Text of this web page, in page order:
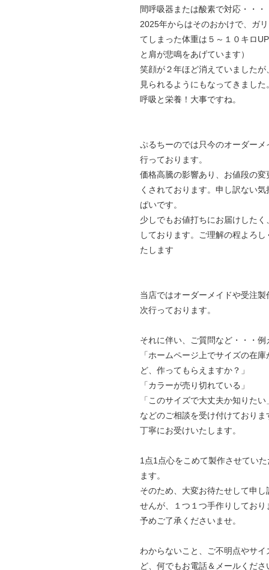
間呼吸器または酸素で対応・・・
2025年からはそのおかけで、ガ
てしまった体重は５～１０キロ
と肩が悲鳴をあげています）
笑顔が２年ほど消えていましたが
見られるようにもなってきました
呼吸と栄養！大事ですね。
ぷるちーのでは只今のオーダーメ
行っております。
価格高騰の影響あり、お値段の変
くされております。申し訳ない気
ぱいです。
少しでもお値打ちにお届けしたく
しております。ご理解の程よろし
たします
当店ではオーダーメイドや受注製
次行っております。
それに伴い、ご質問など・・・例
「ホームページ上でサイズの在
ど、作ってもらえますか？」
「カラーが売り切れている」
「このサイズで大丈夫か知りたい
などのご相談を受け付けておりま
丁寧にお受けいたします。
1点1点心をこめて製作させてい
ます。
そのため、大変お待たせして申し
せんが、１つ１つ手作りしており
予めご了承くださいませ。
わからないこと、ご不明点やサイ
ど、何でもお電話＆メールくださ